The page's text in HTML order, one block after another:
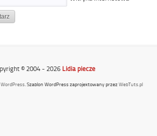
© 2004 - 2026 Lidia piecze
WordPress. Szablon WordPress zaprojektowany przezWebTuts.pl